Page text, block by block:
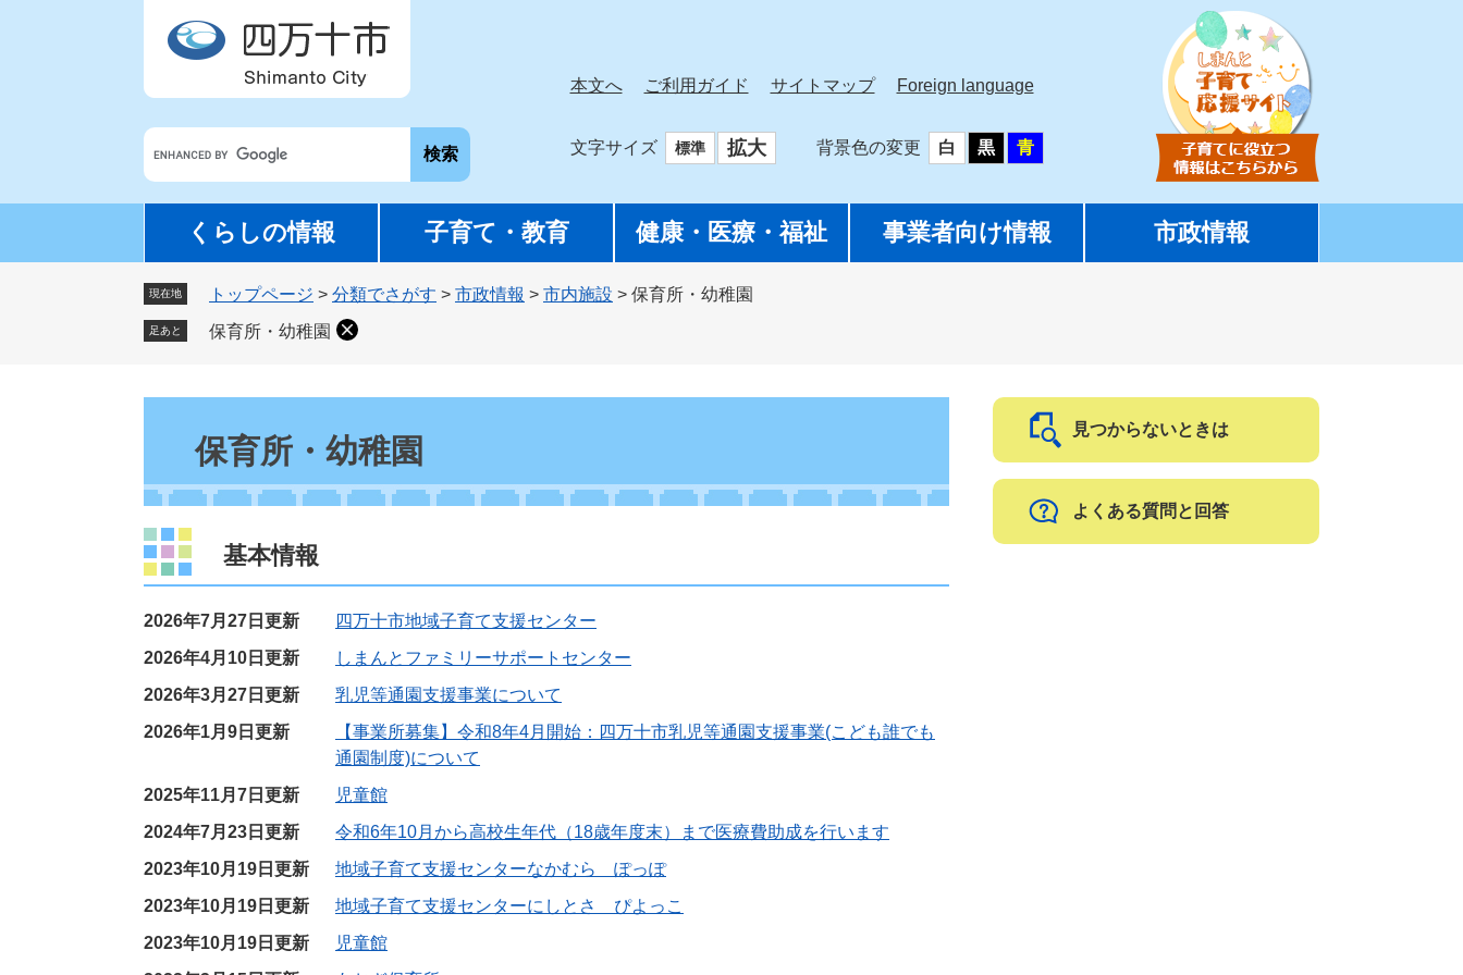
G
カ
ス
検
本文へ ご利用ガイド サイトマップ Foreign language
文字サイズ 標準 拡大 背景色の変更 白 黒 青
くらしの情報 子育て・教育 健康・医療・福祉 事業者向け情報 市政情報
現在地 トップページ > 分類でさがす > 市政情報 > 市内施設 > 保育所・幼稚園
足あと 保育所・幼稚園
保育所・幼稚園
基本情報
2026年7月27日更新
四万十市地域子育て支援センター
2026年4月10日更新
しまんとファミリーサポートセンター
2026年3月27日更新
乳児等通園支援事業について
2026年1月9日更新
【事業所募集】令和8年4月開始：四万十市乳児等通園支援事業(こども誰でも
通園制度)について
2025年11月7日更新
児童館
2024年7月23日更新
令和6年10月から高校生年代（18歳年度末）まで医療費助成を行います
2023年10月19日更新
地域子育て支援センターなかむら ぽっぽ
2023年10月19日更新
地域子育て支援センターにしとさ ぴよっこ
2023年10月19日更新
児童館
見つからないときは
よくある質問と回答